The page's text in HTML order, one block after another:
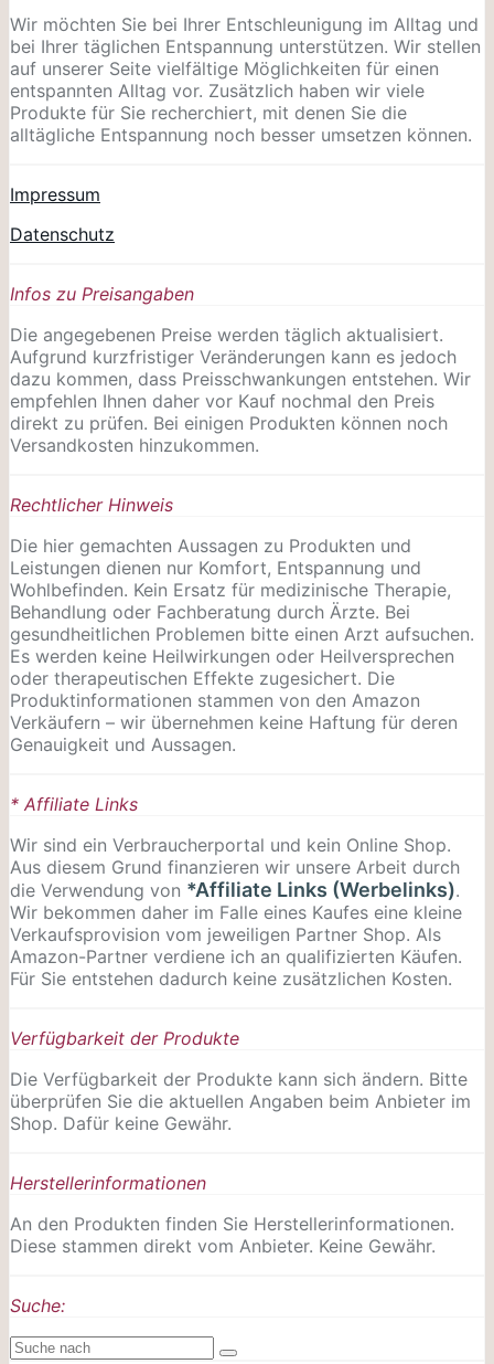
Wir möchten Sie bei Ihrer Entschleunigung im Alltag und
bei Ihrer täglichen Entspannung unterstützen. Wir stellen
auf unserer Seite vielfältige Möglichkeiten für einen
entspannten Alltag vor. Zusätzlich haben wir viele
Produkte für Sie recherchiert, mit denen Sie die
alltägliche Entspannung noch besser umsetzen können.
Impressum
Datenschutz
Infos zu Preisangaben
Die angegebenen Preise werden täglich aktualisiert.
Aufgrund kurzfristiger Veränderungen kann es jedoch
dazu kommen, dass Preisschwankungen entstehen. Wir
empfehlen Ihnen daher vor Kauf nochmal den Preis
direkt zu prüfen. Bei einigen Produkten können noch
Versandkosten hinzukommen.
Rechtlicher Hinweis
Die hier gemachten Aussagen zu Produkten und
Leistungen dienen nur Komfort, Entspannung und
Wohlbefinden. Kein Ersatz für medizinische Therapie,
Behandlung oder Fachberatung durch Ärzte. Bei
gesundheitlichen Problemen bitte einen Arzt aufsuchen.
Es werden keine Heilwirkungen oder Heilversprechen
oder therapeutischen Effekte zugesichert. Die
Produktinformationen stammen von den Amazon
Verkäufern – wir übernehmen keine Haftung für deren
Genauigkeit und Aussagen.
* Affiliate Links
Wir sind ein Verbraucherportal und kein Online Shop.
Aus diesem Grund finanzieren wir unsere Arbeit durch
die Verwendung von *Affiliate Links (Werbelinks).
Wir bekommen daher im Falle eines Kaufes eine kleine
Verkaufsprovision vom jeweiligen Partner Shop. Als
Amazon-Partner verdiene ich an qualifizierten Käufen.
Für Sie entstehen dadurch keine zusätzlichen Kosten.
Verfügbarkeit der Produkte
Die Verfügbarkeit der Produkte kann sich ändern. Bitte
überprüfen Sie die aktuellen Angaben beim Anbieter im
Shop. Dafür keine Gewähr.
Herstellerinformationen
An den Produkten finden Sie Herstellerinformationen.
Diese stammen direkt vom Anbieter. Keine Gewähr.
Suche: